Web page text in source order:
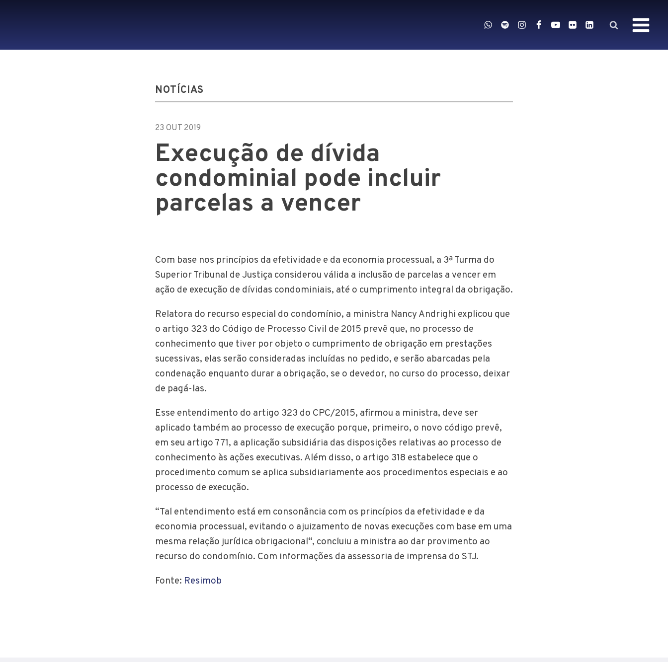
NOTÍCIAS
23 OUT 2019
Execução de dívida
condominial pode incluir
parcelas a vencer
Com base nos princípios da efetividade e da economia processual, a 3ª Turma do
Superior Tribunal de Justiça considerou válida a inclusão de parcelas a vencer em
ação de execução de dívidas condominiais, até o cumprimento integral da obrigação.
Relatora do recurso especial do condomínio, a ministra Nancy Andrighi explicou que
o artigo 323 do Código de Processo Civil de 2015 prevê que, no processo de
conhecimento que tiver por objeto o cumprimento de obrigação em prestações
sucessivas, elas serão consideradas incluídas no pedido, e serão abarcadas pela
condenação enquanto durar a obrigação, se o devedor, no curso do processo, deixar
de pagá-las.
Esse entendimento do artigo 323 do CPC/2015, afirmou a ministra, deve ser
aplicado também ao processo de execução porque, primeiro, o novo código prevê,
em seu artigo 771, a aplicação subsidiária das disposições relativas ao processo de
conhecimento às ações executivas. Além disso, o artigo 318 estabelece que o
procedimento comum se aplica subsidiariamente aos procedimentos especiais e ao
processo de execução.
“Tal entendimento está em consonância com os princípios da efetividade e da
economia processual, evitando o ajuizamento de novas execuções com base em uma
mesma relação jurídica obrigacional“, concluiu a ministra ao dar provimento ao
recurso do condomínio. Com informações da assessoria de imprensa do STJ.
Fonte: Resimob